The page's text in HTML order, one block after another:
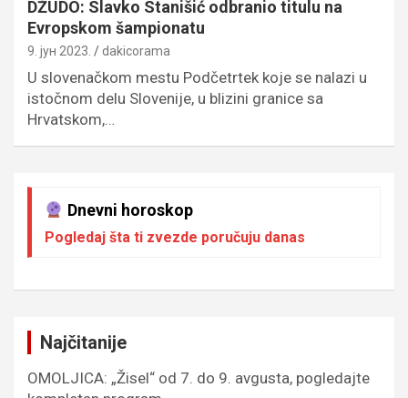
DŽUDO: Slavko Stanišić odbranio titulu na
Evropskom šampionatu
9. јун 2023. dakicorama
U slovenačkom mestu Podčetrtek koje se nalazi u
istočnom delu Slovenije, u blizini granice sa
Hrvatskom,…
Dnevni horoskop
Pogledaj šta ti zvezde poručuju danas
Najčitanije
OMOLJICA: „Žisel“ od 7. do 9. avgusta, pogledajte